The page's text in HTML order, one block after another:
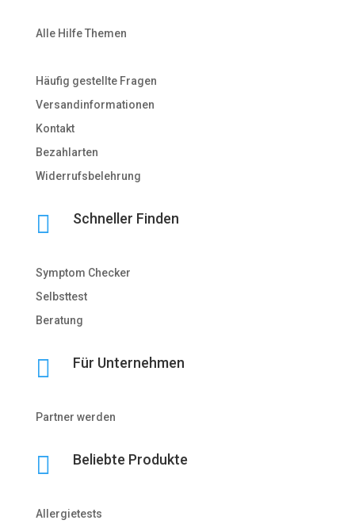
Alle Hilfe Themen
Häufig gestellte Fragen
Versandinformationen
Kontakt
Bezahlarten
Widerrufsbelehrung
 Schneller Finden
Symptom Checker
Selbsttest
Beratung
 Für Unternehmen
Partner werden
 Beliebte Produkte
Allergietests